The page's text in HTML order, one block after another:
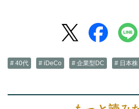
# 40代 # iDeCo # 企業型DC # 日本株